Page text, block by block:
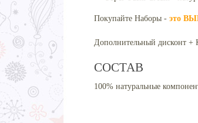
Покупайте Наборы - это
Дополнительный дисконт +
СОСТАВ
100% натуральные